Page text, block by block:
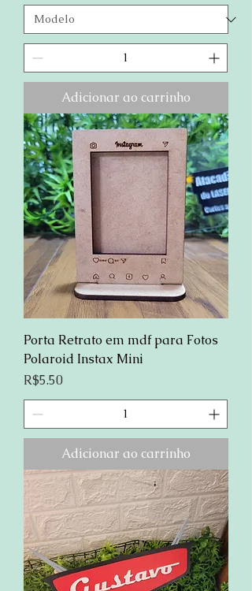
Adicionar ao carrinho
Porta Retrato em mdf para Fotos
Polaroid Instax Mini
Preço
R$5.50
Adicionar ao carrinho